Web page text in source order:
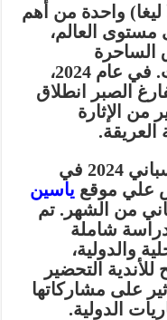
ليغا) واحدة من أهم
العالم،
الساحرة
المستديرة من مختلف القارات. في عام 2024،
الصبر انطلاق
من الإثارة
العريقة.
من المقرر أن يبدأ الدوري الإسباني 2024 في
موقع ياسين
من الشهر. تم
شاملة
والدولية،
التحضير
على مشاركاتها
الدولية.